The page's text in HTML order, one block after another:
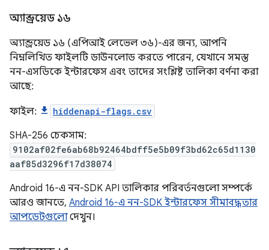
অ্যান্ড্রয়েড ১৬
অ্যান্ড্রয়েড ১৬ (এপিআই লেভেল ৩৬)-এর জন্য, আপনি
নিম্নলিখিত ফাইলটি ডাউনলোড করতে পারেন, যেখানে সমস্ত
নন-এসডিকে ইন্টারফেস এবং তাদের সংশ্লিষ্ট তালিকা বর্ণনা করা
আছে:
ফাইল: hiddenapi-flags.csv
SHA-256 চেকসাম:
9102af02fe6ab68b92464bdff5e5b09f3bd62c65d1130
aaf85d3296f17d38074
Android 16-এ নন-SDK API তালিকার পরিবর্তনগুলো সম্পর্কে
আরও জানতে, Android 16-এ নন-SDK ইন্টারফেস সীমাবদ্ধতার
আপডেটগুলোদেখুন।